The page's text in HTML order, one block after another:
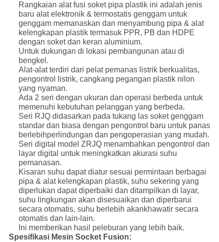
Rangkaian alat fusi soket pipa plastik ini adalah jenis
baru alat elektronik & termostatis genggam untuk
genggam memanaskan dan menyambung pipa & alat
kelengkapan plastik termasuk PPR, PB dan HDPE
dengan soket dan keran aluminium.
Untuk dukungan di lokasi pembangunan atau di
bengkel.
Alat-alat terdiri dari pelat pemanas listrik berkualitas,
pengontrol listrik, cangkang pegangan plastik nilon
yang nyaman.
Ada 2 seri dengan ukuran dan operasi berbeda untuk
memenuhi kebutuhan pelanggan yang berbeda.
Seri RJQ didasarkan pada tukang las soket genggam
standar dan biasa dengan pengontrol baru untuk panas
berlebihperlindungan dan pengoperasian yang mudah.
Seri digital model ZRJQ menambahkan pengontrol dan
layar digital untuk meningkatkan akurasi suhu
pemanasan.
Kisaran suhu dapat diatur sesuai permintaan berbagai
pipa & alat kelengkapan plastik, suhu sekering yang
diperlukan dapat diperbaiki dan ditampilkan di layar,
suhu lingkungan akan disesuaikan dan diperbarui
secara otomatis, suhu berlebih akankhawatir secara
otomatis dan lain-lain.
Ini memberikan hasil peleburan yang lebih baik.
Spesifikasi Mesin Socket Fusion: